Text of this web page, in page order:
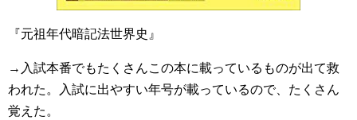
『元祖年代暗記法世界史』
→入試本番でもたくさんこの本に載っているものが出て救
われた。入試に出やすい年号が載っているので、たくさん
覚えた。